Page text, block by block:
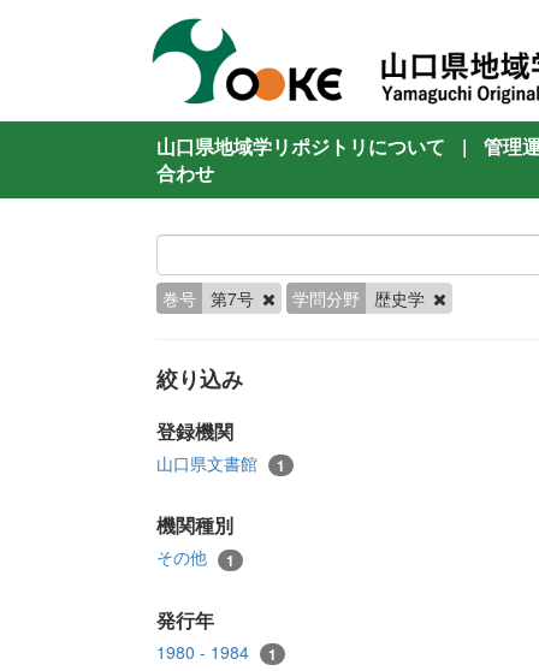
山口県地域学リポジトリについて |
管理
合わせ
巻号 第7号 学問分野 歴史学
絞り込み
登録機関
山口県文書館 1
機関種別
その他 1
発行年
1980 - 1984 1